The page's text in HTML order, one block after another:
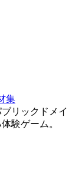
集
リックドメイ
験ゲーム。